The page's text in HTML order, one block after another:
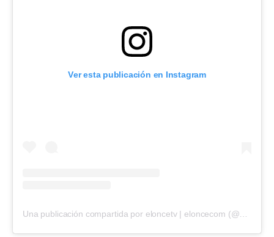
Ver esta publicación en Instagram